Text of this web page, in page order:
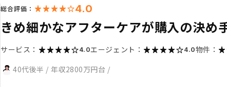
総合評価： 4.0
きめ細かなアフターケアが購入の決め
サービス： 4.0エージェント： 4.0物件：
40代後半 / 年収2800万円台 /